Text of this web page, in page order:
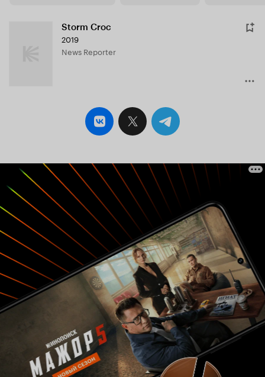
Storm Croc
2019
News Reporter